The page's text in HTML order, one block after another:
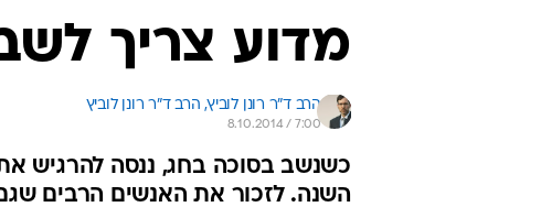
מדוע צריך
הרב ד"ר רונן לוביץ, הרב ד"ר רונן לוביץ
8.10.2014 / 7:00
כשנשב בסוכה בחג, ננסה להרגיש
השנה. לזכור את האנשים הרבים